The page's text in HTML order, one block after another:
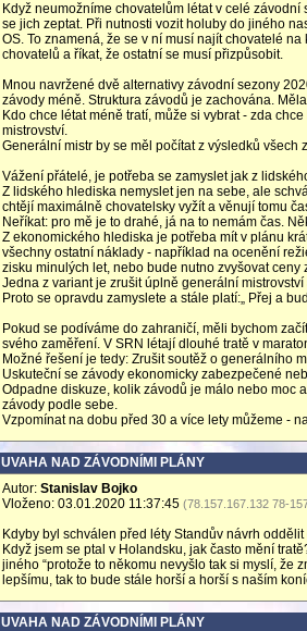
Když neumožníme chovatelům létat v celé
se jich zeptat. Při nutnosti vozit holuby do jiného
OS. To znamená, že se v ní musí najít chovatelé
chovatelů a říkat, že ostatní se musí přizpůsobit.
Mnou navržené dvě alternativy závodní sezony
závody méně. Struktura závodů je zachována.
Kdo chce létat méně tratí, může si vybrat - zda
mistrovství.
Generální mistr by se měl počítat z výsledků všech
Vážení přátelé, je potřeba se zamyslet jak z
Z lidského hlediska nemyslet jen na sebe, ale
chtějí maximálně chovatelsky vyžít a věnují tomu
Neříkat: pro mě je to drahé, já na to nemám čas.
Z ekonomického hlediska je potřeba mít v plánu
všechny ostatní náklady - například na ocenění
zisku minulých let, nebo bude nutno zvyšovat
Jedna z variant je zrušit úplně generální
Proto se opravdu zamyslete a stále platí:„ Přej a
Pokud se podíváme do zahraničí, měli bychom
svého zaměření. V SRN létají dlouhé tratě v
Možné řešení je tedy: Zrušit soutěž o generálního
Uskuteční se závody ekonomicky zabezpečené
Odpadne diskuze, kolik závodů je málo nebo moc
závody podle sebe.
Vzpomínat na dobu před 30 a více lety můžeme -
UVAHA NAD ZÁVODNÍMI PLÁNY
Autor: Stanislav Bojko
Vloženo: 03.01.2020 11:37:45 (78.157.167.132 78-
Kdyby byl schválen před léty Standův návrh
Když jsem se ptal v Holandsku, jak často mění
jiného “protože to někomu nevyšlo tak si myslí, že
lepšímu, tak to bude stále horší a horší s naším
UVAHA NAD ZÁVODNÍMI PLÁNY